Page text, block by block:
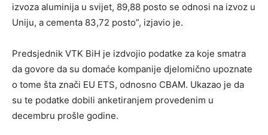
izvoza aluminija u svijet, 89,88 posto se odnosi na izvoz u
Uniju, a cementa 83,72 posto”, izjavio je.
Predsjednik VTK BiH je izdvojio podatke za koje smatra
da govore da su domaće kompanije djelomično upoznate
o tome šta znači EU ETS, odnosno CBAM. Ukazao je da
su te podatke dobili anketiranjem provedenim u
decembru prošle godine.